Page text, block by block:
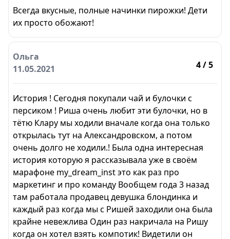
Всегда вкусные, полные начинки пирожки! Дети
их просто обожают!
Ольга
11.05.2021
4/ 5
История ! Сегодня покупали чай и булочки с
персиком ! Риша очень любит эти булочки, но в
тётю Клару мы ходили вначале когда она только
открылась тут на Александровском, а потом
очень долго не ходили.! Была одна интересная
история которую я рассказывала уже в своём
марафоне my_dream_inst это как раз про
маркетинг и про команду Вообщем года 3 назад
там работала продавец девушка блондинка и
каждый раз когда мы с Ришей заходили она была
крайне невежлива Один раз накричала на Ришу
когда он хотел взять компотик! Видетили он